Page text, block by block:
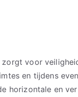
zorgt voor
en tijdens
horizontale en